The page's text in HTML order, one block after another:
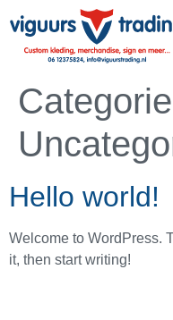
Hello world!
Welcome to WordPress.
it, then start writing!